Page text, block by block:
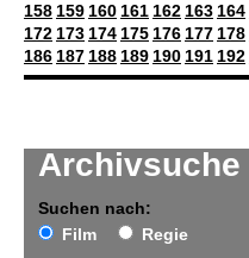
Archivsuche
Suchen nach:
Film
Regie
158 159 160 161 162 163 164
172 173 174 175 176 177 178
186 187 188 189 190 191 192